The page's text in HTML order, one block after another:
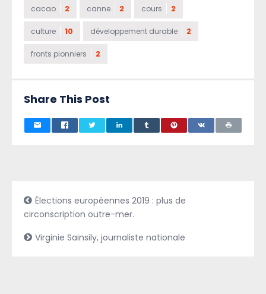
cacao 2 canne 2 cours 2
culture 10 développement durable 2
fronts pionniers 2
Share This Post
Élections européennes 2019 : plus de
circonscription outre-mer.
Virginie Sainsily, journaliste nationale